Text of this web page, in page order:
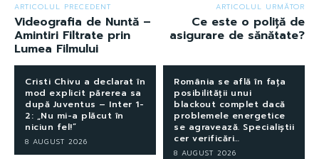
ARTICOLUL PRECEDENT
Videografia de Nuntă –
Amintiri Filtrate prin
Lumea Filmului
ARTICOLUL URMĂTOR
Ce este o poliță de
asigurare de sănătate?
Cristi Chivu a declarat în
mod explicit părerea sa
după Juventus – Inter 1-
2: „Nu mi-a plăcut în
niciun fel!”
8 AUGUST 2026
România se află în fața
posibilității unui
blackout complet dacă
problemele energetice
se agravează. Specialiștii
cer verificări…
8 AUGUST 2026